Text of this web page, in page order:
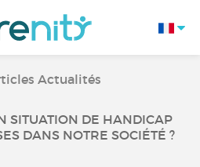
Actualités
SITUATION DE HANDICAP
DANS NOTRE SOCIÉTÉ ?